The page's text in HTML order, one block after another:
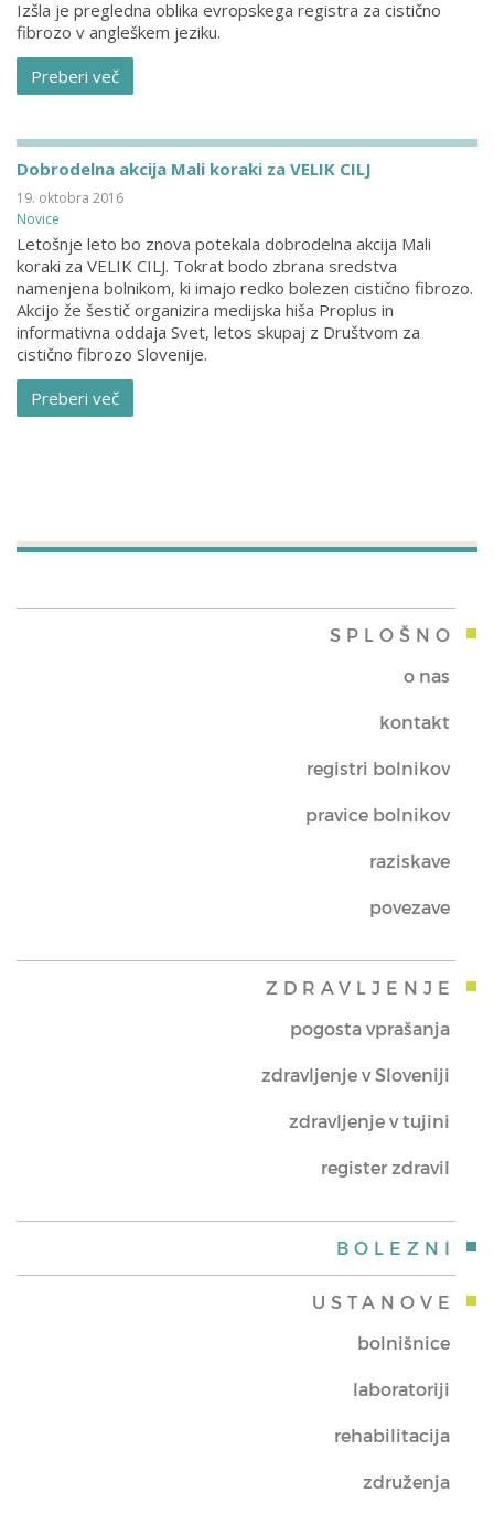
Izšla je pregledna oblika evropskega registra za cistično
fibrozo v angleškem jeziku.
Preberi več
Dobrodelna akcija Mali koraki za VELIK CILJ
19. oktobra 2016
Novice
Letošnje leto bo znova potekala dobrodelna akcija Mali
koraki za VELIK CILJ. Tokrat bodo zbrana sredstva
namenjena bolnikom, ki imajo redko bolezen cistično fibrozo.
Akcijo že šestič organizira medijska hiša Proplus in
informativna oddaja Svet, letos skupaj z Društvom za
cistično fibrozo Slovenije.
Preberi več
SPLOŠNO
o nas
kontakt
registri bolnikov
pravice bolnikov
raziskave
povezave
ZDRAVLJENJE
pogosta vprašanja
zdravljenje v Sloveniji
zdravljenje v tujini
register zdravil
BOLEZNI
USTANOVE
bolnišnice
laboratoriji
rehabilitacija
združenja